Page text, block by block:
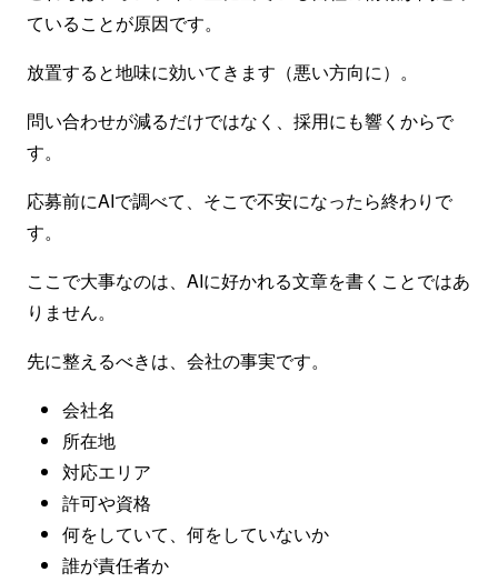
ていることが原因です。
放置すると地味に効いてきます（悪い方向に）。
問い合わせが減るだけではなく、採用にも響くからで
す。
応募前にAIで調べて、そこで不安になったら終わりで
す。
ここで大事なのは、AIに好かれる文章を書くことではあ
りません。
先に整えるべきは、会社の事実です。
会社名
所在地
対応エリア
許可や資格
何をしていて、何をしていないか
誰が責任者か